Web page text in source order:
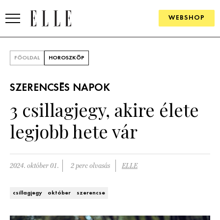
WEBSHOP
SZÉPSÉG
KULTÚRA
PSZICHÉ
ÉLETMÓD
FŐOLDAL HOROSZKÓP
SZERENCSÉS NAPOK
3 csillagjegy, akire élete
legjobb hete vár
2024. október 01. 2 perc olvasás ELLE
csillagjegy október szerencse